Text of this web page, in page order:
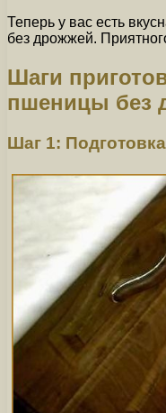
Теперь у вас есть
без дрожжей.
Шаги
пшеницы без
Шаг 1: